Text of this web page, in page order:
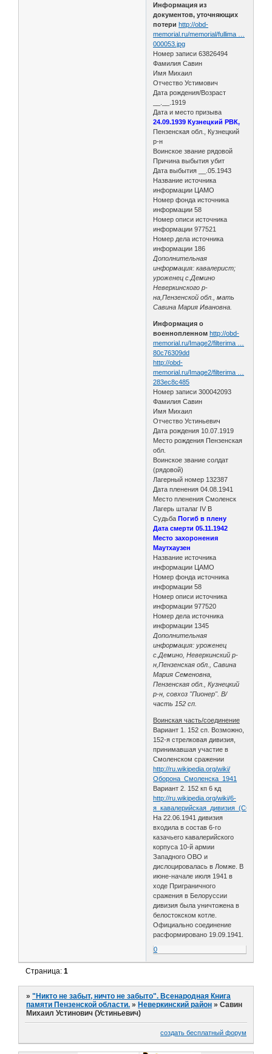
Информация из
документов, уточняющих
потери http://obd-
memorial.ru/memorial/fullima …
000053.jpg
Номер записи 63826494
Фамилия Савин
Имя Михаил
Отчество Устимович
Дата рождения/Возраст
__.__.1919
Дата и место призыва
24.09.1939 Кузнецкий РВК,
Пензенская обл., Кузнецкий
р-н
Воинское звание рядовой
Причина выбытия убит
Дата выбытия __.05.1943
Название источника
информации ЦАМО
Номер фонда источника
информации 58
Номер описи источника
информации 977521
Номер дела источника
информации 186
Дополнительная
информация: кавалерист;
уроженец с.Демино
Неверкинского р-
на,Пензенской обл., мать
Савина Мария Ивановна.
Информация о
военнопленном http://obd-
memorial.ru/Image2/filterima …
80c76309dd
http://obd-
memorial.ru/Image2/filterima …
283ec8c485
Номер записи 300042093
Фамилия Савин
Имя Михаил
Отчество Устиньевич
Дата рождения 10.07.1919
Место рождения Пензенская
обл.
Воинское звание солдат
(рядовой)
Лагерный номер 132387
Дата пленения 04.08.1941
Место пленения Смоленск
Лагерь шталаг IV B
СудьбаПогиб в плену
Дата смерти 05.11.1942
Место захоронения
Маутхаузен
Название источника
информации ЦАМО
Номер фонда источника
информации 58
Номер описи источника
информации 977520
Номер дела источника
информации 1345
Дополнительная
информация: уроженец
с.Демино, Неверкинский р-
н,Пензенская обл., Савина
Мария Семеновна,
Пензенская обл., Кузнецкий
р-н, совхоз "Пионер". В/
часть 152 сп.
Воинская часть/соединение
Вариант 1. 152 сп. Возможно,
152-я стрелковая дивизия,
принимавшая участие в
Смоленском сражении
http://ru.wikipedia.org/wiki/
Оборона_Смоленска_1941
Вариант 2. 152 кп 6 кд
http://ru.wikipedia.org/wiki/6-
я_кавалерийская_дивизия_(СССР)
На 22.06.1941 дивизия
входила в состав 6-го
казачьего кавалерийского
корпуса 10-й армии
Западного ОВО и
дислоцировалась в Ломже. В
июне-начале июля 1941 в
ходе Приграничного
сражения в Белоруссии
дивизия была уничтожена в
белостокском котле.
Официально соединение
расформировано 19.09.1941.
0
Страница:1
»"Никто не забыт, ничто не забыто". Всенародная Книга
памяти Пензенской области. » Неверкинский район »Савин
Михаил Устинович (Устиньевич)
создать бесплатный форум